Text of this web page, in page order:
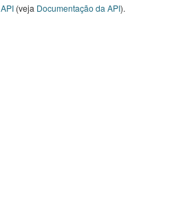
API(veja Documentação da API).